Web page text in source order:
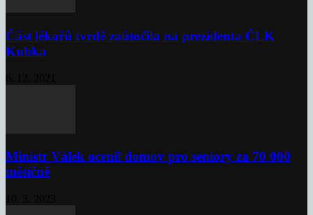
Část lékařů tvrdě zaútočila na prezidenta ČLK
Kubka
Ministr Válek ocenil domov pro seniory za 70 000
měsíčně